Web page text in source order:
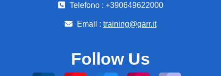
Telefono : +390649622000
Email : training@garr.it
Follow Us